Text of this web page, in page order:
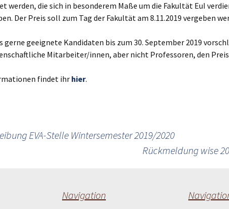
werden, die sich in besonderem Maße um die Fakultät EuI
Der Preis soll zum Tag der Fakultät am 8.11.2019 vergeben
gerne geeignete Kandidaten bis zum 30. September 2019
Mitarbeiter/innen, aber nicht Professoren, den
findet ihr hier.
EVA-Stelle Wintersemester 2019/2020
Rückmeldung wise
Navigation